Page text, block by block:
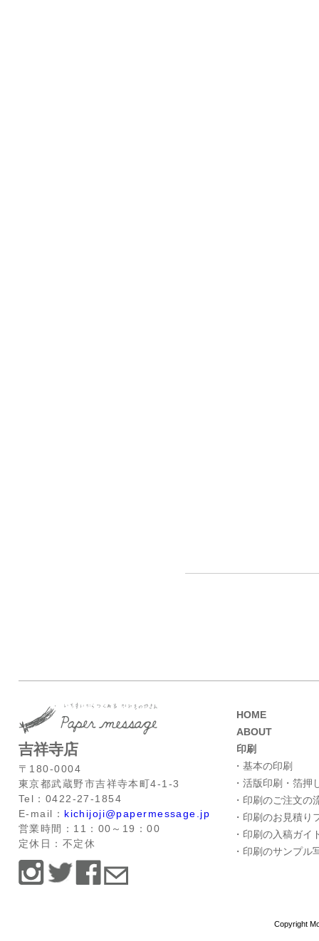
吉祥寺店
〒180-0004
東京都武蔵野市吉祥寺本町4-1-3
Tel：0422-27-1854
E-mail： kichijoji@papermessage.jp
営業時間：11：00～19：00
定休日：不定休
HOME
ABOUT
印刷
・基本の印刷
・活版印刷・箔押
・印刷のご注文の
・印刷のお見積り
・印刷の入稿ガイ
・印刷のサンプル
Copyright